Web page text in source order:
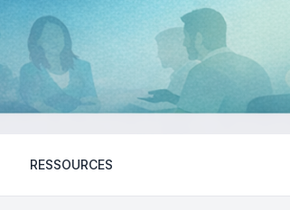
RESSOURCES